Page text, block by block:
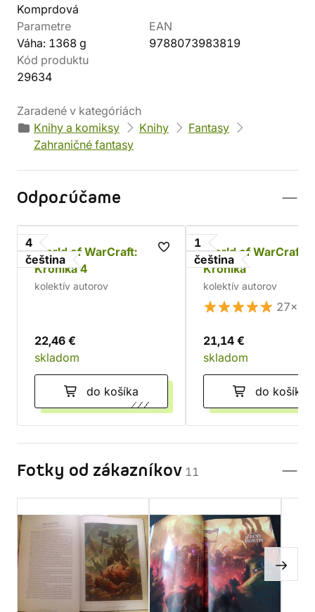
Komprdová
Parametre
Váha: 1368 g
EAN
9788073983819
Kód produktu
29634
Zaradené v kategóriách
Knihy a komiksy
Knihy
Fantasy
Zahraničné fantasy
Odporúčame
4
čeština
World of WarCraft:
Kronika 4
kolektív autorov
22,46 €
skladom
do košíka
1
čeština
World of WarCraft:
Kronika
kolektív autorov
27×
21,14 €
skladom
do košíka
Fotky od zákazníkov 11